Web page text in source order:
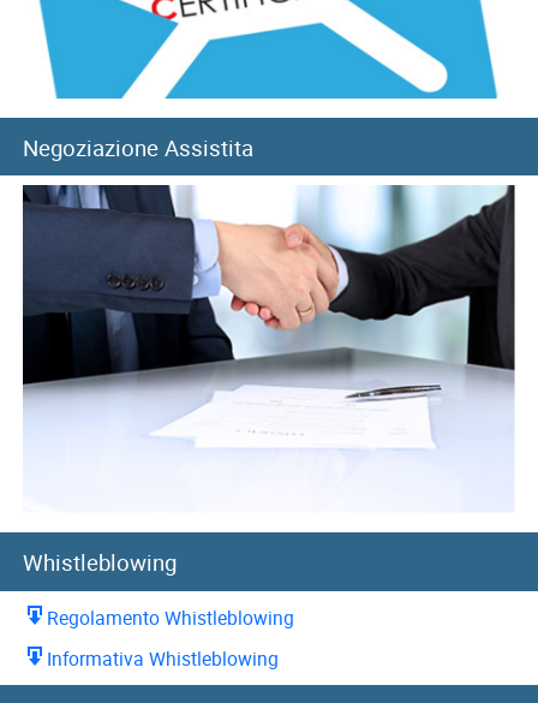
nel mondo
Negoziazione Assistita
Whistleblowing
Regolamento Whistleblowing
Informativa Whistleblowing